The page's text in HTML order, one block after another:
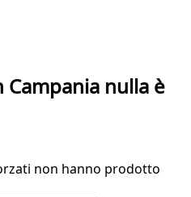
nulla è
non hanno prodotto